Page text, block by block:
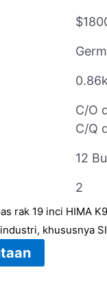
C/O
C/Q
12
2
rak 19 inci HIMA
khususnya